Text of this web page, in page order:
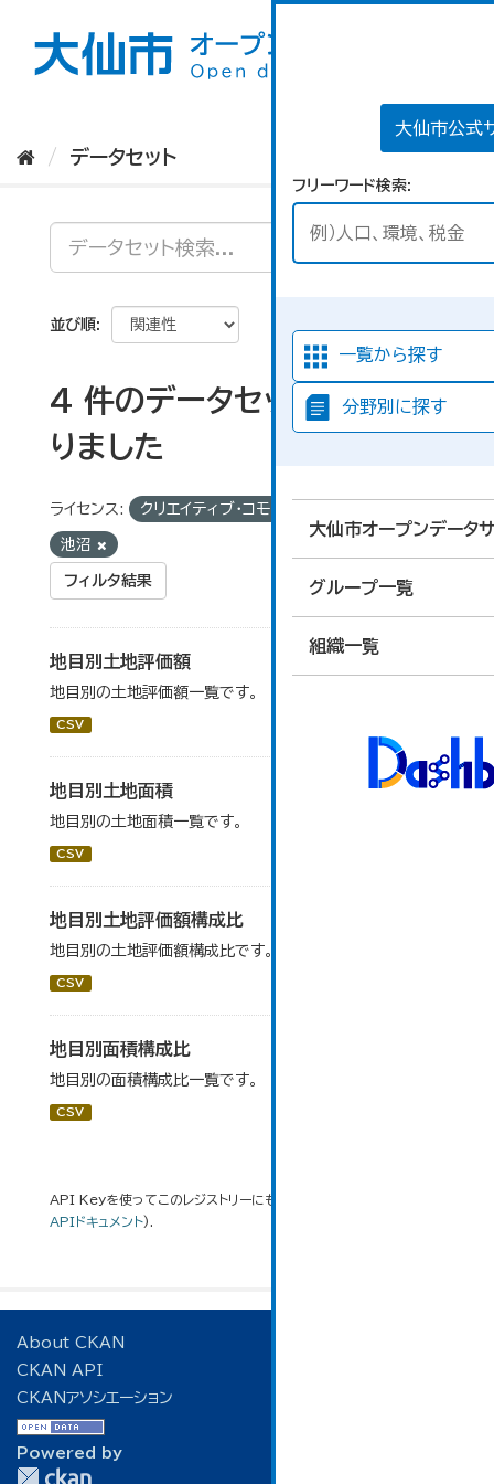
大仙市公式
フリーワード検索
一覧から探す
分野別に探す
大仙市オープンデータ
グループ一覧
組織一覧
データセット
並び順
4 件のデータセットが見つか
りました
ライセンス: クリエイティブ・コモンズ 表示
池沼
フィルタ結果
地目別土地評価額
地目別の土地評価額一覧です。
CSV
地目別土地面積
地目別の土地面積一覧です。
CSV
地目別土地評価額構成比
地目別の土地評価額構成比です。
CSV
地目別面積構成比
地目別の面積構成比一覧です。
CSV
API Keyを使ってこのレジストリーにもアクセス可能です
APIドキュメント).
About CKAN
CKAN API
CKANアソシエーション
Powered by